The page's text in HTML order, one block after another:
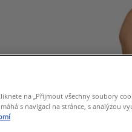
na „Přijmout všechny soubory
s navigací na stránce, s analýzou